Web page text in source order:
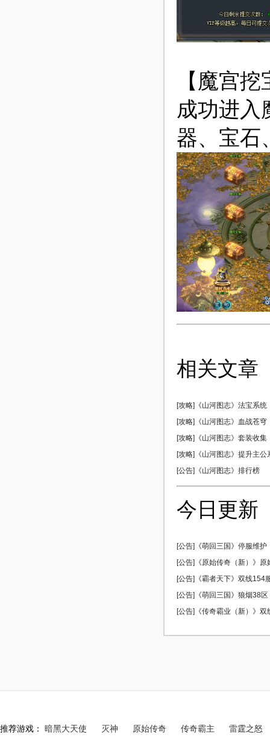
【魔宫挖
成功进入
器、宝石
相关文章
[攻略]《山河图志》法宝系统
[攻略]《山河图志》血战苍穹
[攻略]《山河图志》套装收集
[攻略]《山河图志》提升主公
[公告]《山河图志》排行榜
今日更新
[公告]《萌回三国》停服维护
[公告]《原始传奇（新）》
[公告]《霸者天下》双线154
[公告]《萌回三国》狼烟38
[公告]《传奇霸业（新）》
推荐游戏： 暗黑大天使 灭神 原始传奇 传奇霸主 雷霆之怒